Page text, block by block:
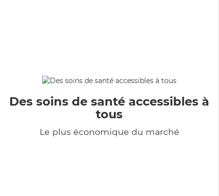
Des soins de santé accessibles à
tous
Le plus économique du marché